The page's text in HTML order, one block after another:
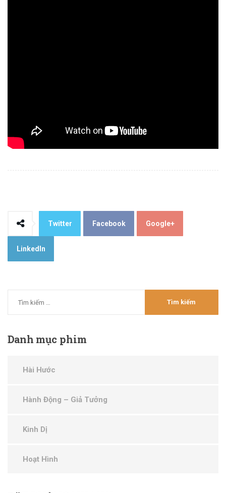
Twitter Facebook Google+
LinkedIn
Danhmục phim
Hài Hước
Hành Động – Giả Tưởng
Kinh Dị
Hoạt Hình